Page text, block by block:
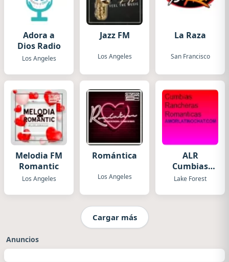
Adora a
Dios Radio
Los Angeles
Jazz FM
Los Angeles
La Raza
San Francisco
Melodia FM
Romantic
Los Angeles
Romántica
Los Angeles
ALR
Cumbias
Rancheras
Lake Forest
Cargar más
Anuncios